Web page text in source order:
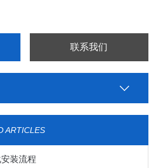
联系我们
ARTICLES
装流程